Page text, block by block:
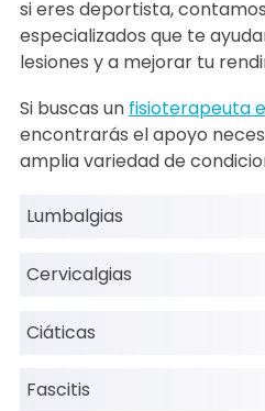
si eres deportista,
especializados que te
lesiones y a mejorar tu
Si buscas un fisioterapeuta
encontrarás el apoyo
amplia variedad de
Lumbalgias
Cervicalgias
Ciáticas
Fascitis